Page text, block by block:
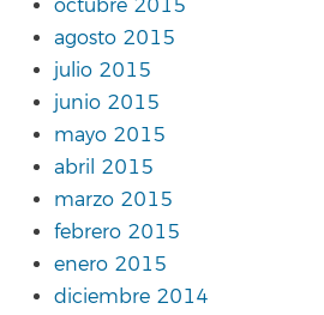
octubre 2015
agosto 2015
julio 2015
junio 2015
mayo 2015
abril 2015
marzo 2015
febrero 2015
enero 2015
diciembre 2014